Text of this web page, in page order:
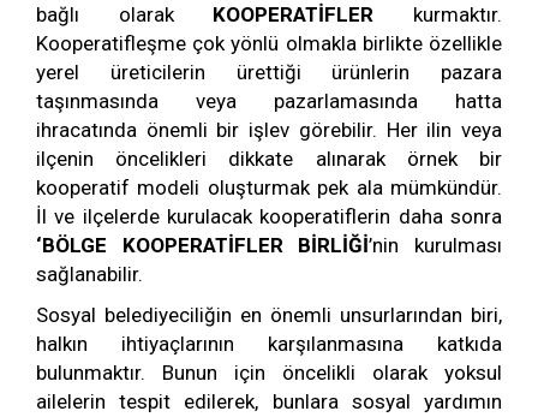
bağlı olarak KOOPERATİFLER kurmaktır.
Kooperatifleşme çok yönlü olmakla birlikte özellikle
yerel üreticilerin ürettiği ürünlerin pazara
taşınmasında veya pazarlamasında hatta
ihracatında önemli bir işlev görebilir. Her ilin veya
ilçenin öncelikleri dikkate alınarak örnek bir
kooperatif modeli oluşturmak pek ala mümkündür.
İl ve ilçelerde kurulacak kooperatiflerin daha sonra
‘BÖLGE KOOPERATİFLER BİRLİĞİ’nin kurulması
sağlanabilir.
Sosyal belediyeciliğin en önemli unsurlarından biri,
halkın ihtiyaçlarının karşılanmasına katkıda
bulunmaktır. Bunun için öncelikli olarak yoksul
ailelerin tespit edilerek, bunlara sosyal yardımın